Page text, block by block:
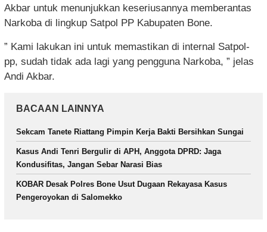
Akbar untuk menunjukkan keseriusannya memberantas
Narkoba di lingkup Satpol PP Kabupaten Bone.
” Kami lakukan ini untuk memastikan di internal Satpol-
pp, sudah tidak ada lagi yang pengguna Narkoba, ” jelas
Andi Akbar.
BACAAN LAINNYA
Sekcam Tanete Riattang Pimpin Kerja Bakti Bersihkan Sungai
Kasus Andi Tenri Bergulir di APH, Anggota DPRD: Jaga
Kondusifitas, Jangan Sebar Narasi Bias
KOBAR Desak Polres Bone Usut Dugaan Rekayasa Kasus
Pengeroyokan di Salomekko